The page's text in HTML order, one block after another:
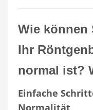
Wie können
Ihr
normal ist?
Einfache
Normalität